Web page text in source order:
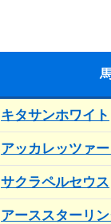
キタサンホワイト
アッカレッツァ
サクラペルセウス
アーススターリ